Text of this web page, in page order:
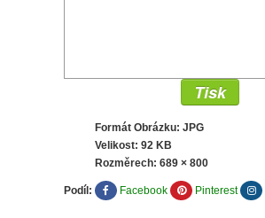
Tisk
Formát Obrázku: JPG
Velikost: 92 KB
Rozměrech: 689 × 800
Podíl: Facebook Pinterest